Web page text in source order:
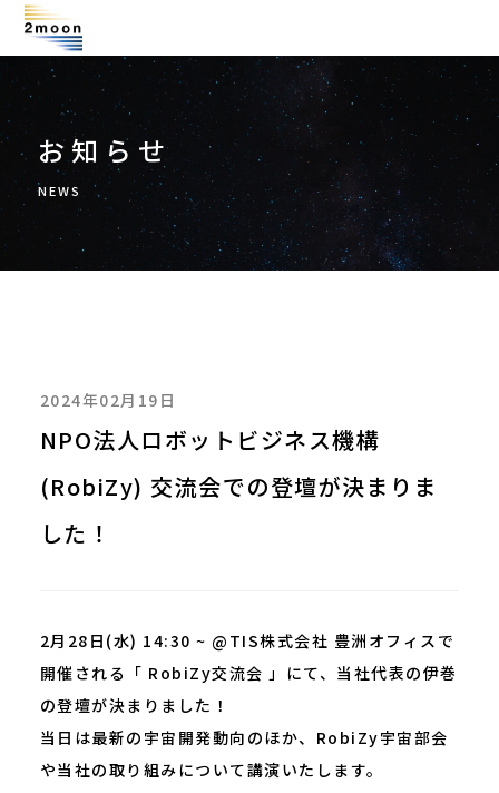
お知らせ
NEWS
2024年02月19日
NPO法人ロボットビジネス機構
(RobiZy) 交流会での登壇が決まりま
した！
2月28日(水) 14:30 ~ @TIS株式会社 豊洲オフィスで
開催される「 RobiZy交流会 」にて、当社代表の伊巻
の登壇が決まりました！
当日は最新の宇宙開発動向のほか、RobiZy宇宙部会
や当社の取り組みについて講演いたします。